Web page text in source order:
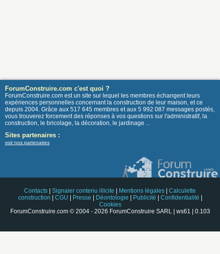
ForumConstruire.com c'est quoi ?
ForumConstruire.com est un site sur lequel les membres échangent leurs
expériences personnelles concernant la construction de leur maison, et ce
depuis 2004. Grâce aux 517 645 membres et aux 5 992 087 messages postés,
vous trouverez forcement des réponses à vos questions sur l'administratif, la
construction, le bricolage, la décoration, le jardinage ...
Sites partenaires :
voir nos partenaires
Contacts Signaler contenu illicite Mentions légales
Calculette
construction
CGU Presse Déontologie Publicité Confidentialité
Cookies
ForumConstruire.com © 2004 - 2026 ForumConstruire SARL | ws61 | 0.103